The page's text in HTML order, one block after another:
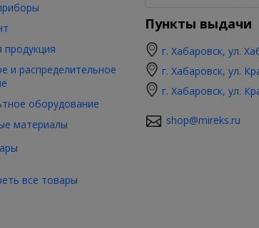
продукция
и распределительное
оборудование
материалы
все товары
Пункты выдачи
г. Хабаровск, ул.
г. Хабаровск, ул.
г. Хабаровск, ул.
shop@mireks.ru